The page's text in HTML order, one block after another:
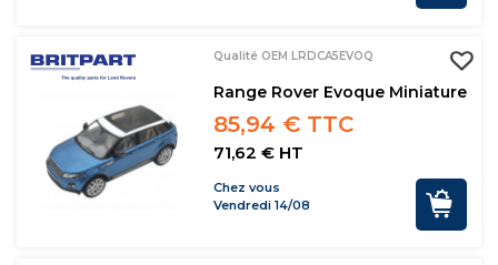
Qualité OEM LRDCA5EVOQ
Range Rover Evoque Miniature
85,94 € TTC
71,62 € HT
Chez vous
Vendredi 14/08